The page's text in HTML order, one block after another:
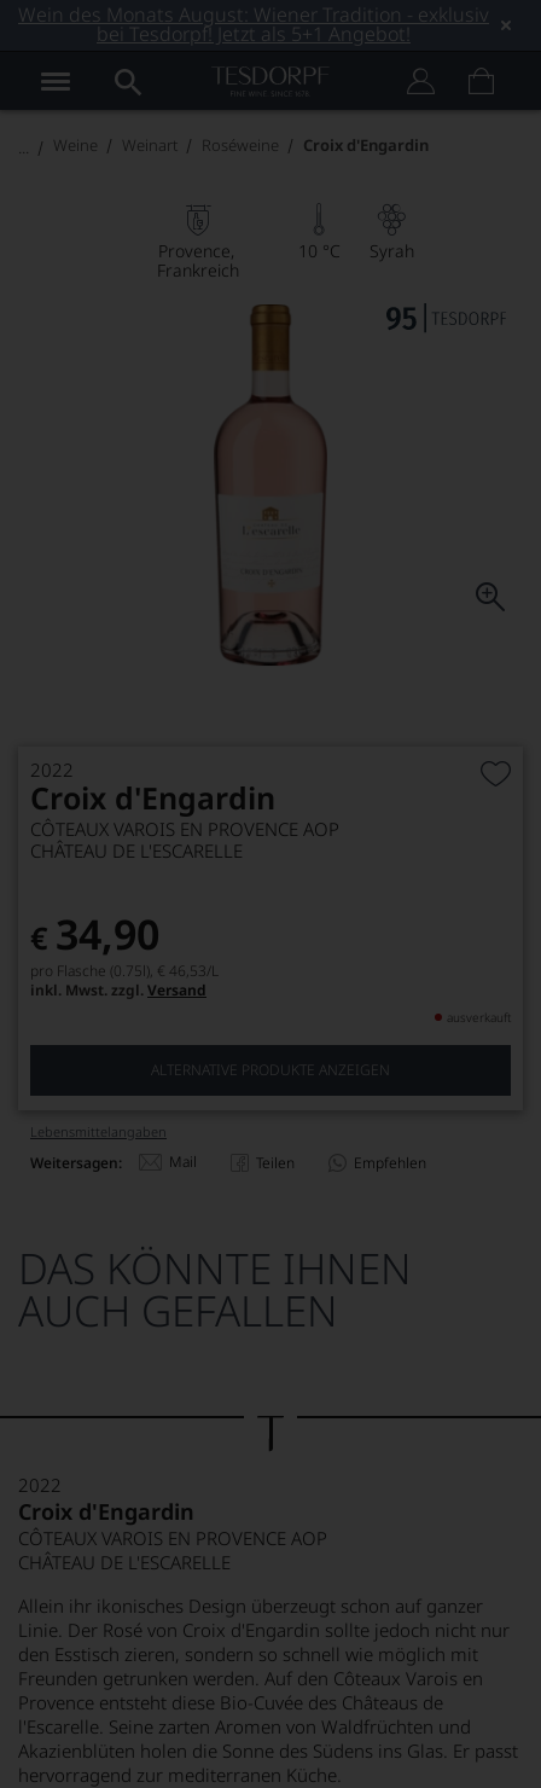
Wein des Monats August: Wiener Tradition - exklusiv
bei Tesdorpf! Jetzt als 5+1 Angebot!
Weine Weinart Roséweine Croix d'Engardin
Provence
Frankreich
10 °C Syrah
2022
Croix d'Engardin
CÔTEAUX VAROIS EN PROVENCE AOP
CHÂTEAU DE L'ESCARELLE
€ 34,90
pro Flasche (0.75l), € 46,53/L
inkl. Mwst. zzgl. Versand
ausverkauft
ALTERNATIVE PRODUKTE ANZEIGEN
Lebensmittel­angaben
Weitersagen: Mail Teilen Empfehlen
DAS KÖNNTE IHNEN
AUCH GEFALLEN
2022
Croix d'Engardin
CÔTEAUX VAROIS EN PROVENCE AOP
CHÂTEAU DE L'ESCARELLE
Allein ihr ikonisches Design überzeugt schon auf ganzer
Linie. Der Rosé von Croix d'Engardin sollte jedoch nicht nur
den Esstisch zieren, sondern so schnell wie möglich mit
Freunden getrunken werden. Auf den Côteaux Varois en
Provence entsteht diese Bio-Cuvée des Châteaus de
l'Escarelle. Seine zarten Aromen von Waldfrüchten und
Akazienblüten holen die Sonne des Südens ins Glas. Er passt
hervorragend zur mediterranen Küche.